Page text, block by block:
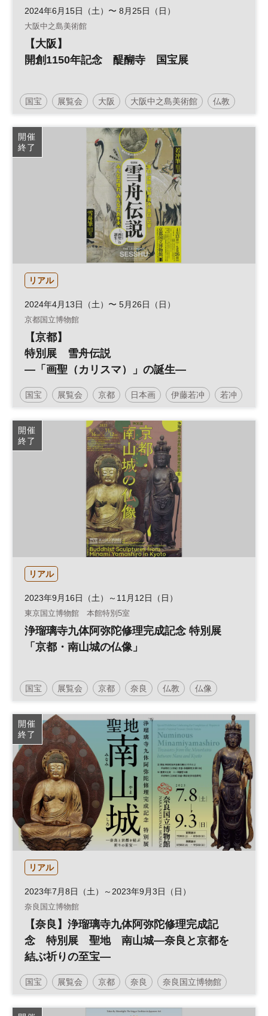
2024年6月15日（土）〜 8月25日（日）
大阪中之島美術館
【大阪】
開創1150年記念 醍醐寺 国宝展
国宝 展覧会 大阪 大阪中之島美術館 仏教
仏像
開催
終了
リアル
2024年4月13日（土）〜 5月26日（日）
京都国立博物館
【京都】
特別展 雪舟伝説
―「画聖（カリスマ）」の誕生―
国宝 展覧会 京都 日本画 伊藤若冲 若冲
京都国立博物館
開催
終了
リアル
2023年9月16日（土）～11月12日（日）
東京国立博物館 本館特別5室
浄瑠璃寺九体阿弥陀修理完成記念 特別展
「京都・南山城の仏像」
国宝 展覧会 京都 奈良 仏教 仏像
東京国立博物館
開催
終了
リアル
2023年7月8日（土）～2023年9月3日（日）
奈良国立博物館
【奈良】浄瑠璃寺九体阿弥陀修理完成記
念 特別展 聖地 南山城―奈良と京都を
結ぶ祈りの至宝―
国宝 展覧会 京都 奈良 奈良国立博物館
仏教
仏像